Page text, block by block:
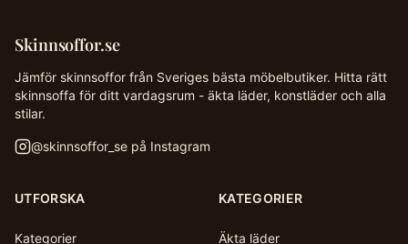
Skinnsoffor.se
Jämför skinnsoffor från Sveriges bästa möbelbutiker. Hitta rätt
skinnsoffa för ditt vardagsrum - äkta läder, konstläder och alla
stilar.
@skinnsoffor_se på Instagram
UTFORSKA
Kategorier
KATEGORIER
Äkta läder